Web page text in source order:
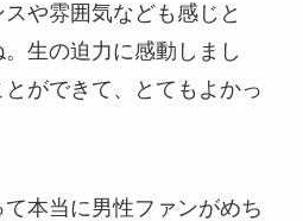
や雰囲気なども感じと
生の迫力に感動しまし
ができて、とてもよかっ
本当に男性ファンがめち